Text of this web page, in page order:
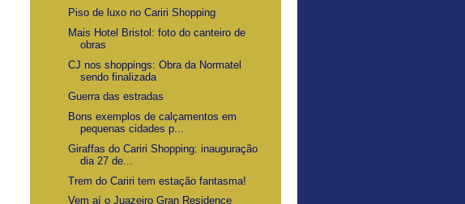
Piso de luxo no Cariri Shopping
Mais Hotel Bristol: foto do canteiro de
obras
CJ nos shoppings: Obra da Normatel
sendo finalizada
Guerra das estradas
Bons exemplos de calçamentos em
pequenas cidades p...
Giraffas do Cariri Shopping: inauguração
dia 27 de...
Trem do Cariri tem estação fantasma!
Vem aí o Juazeiro Gran Residence